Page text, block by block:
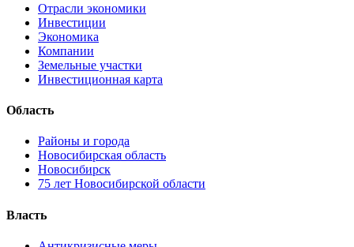
Отрасли экономики
Инвестиции
Экономика
Компании
Земельные участки
Инвестиционная карта
Область
Районы и города
Новосибирская область
Новосибирск
75 лет Новосибирской области
Власть